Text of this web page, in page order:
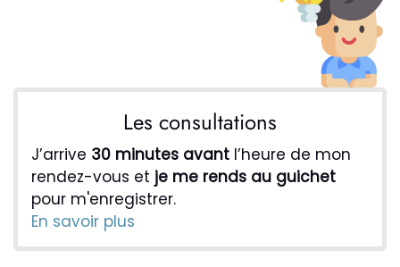
Les consultations
J’arrive 30 minutes avant l’heure de mon
rendez-vous et je me rends au guichet
pour m'enregistrer.
En savoir plus